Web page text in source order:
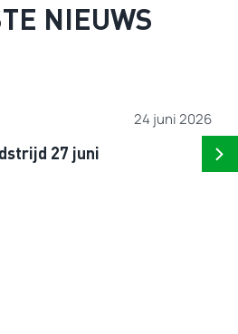
NIEUWS
24 juni 2026
27 juni